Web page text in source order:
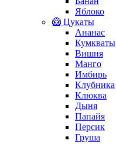
Яблоко
🥝 Цукаты
Ананас
Кумкваты
Вишня
Манго
Имбирь
Клубника
Клюква
Дыня
Папайя
Персик
Груша